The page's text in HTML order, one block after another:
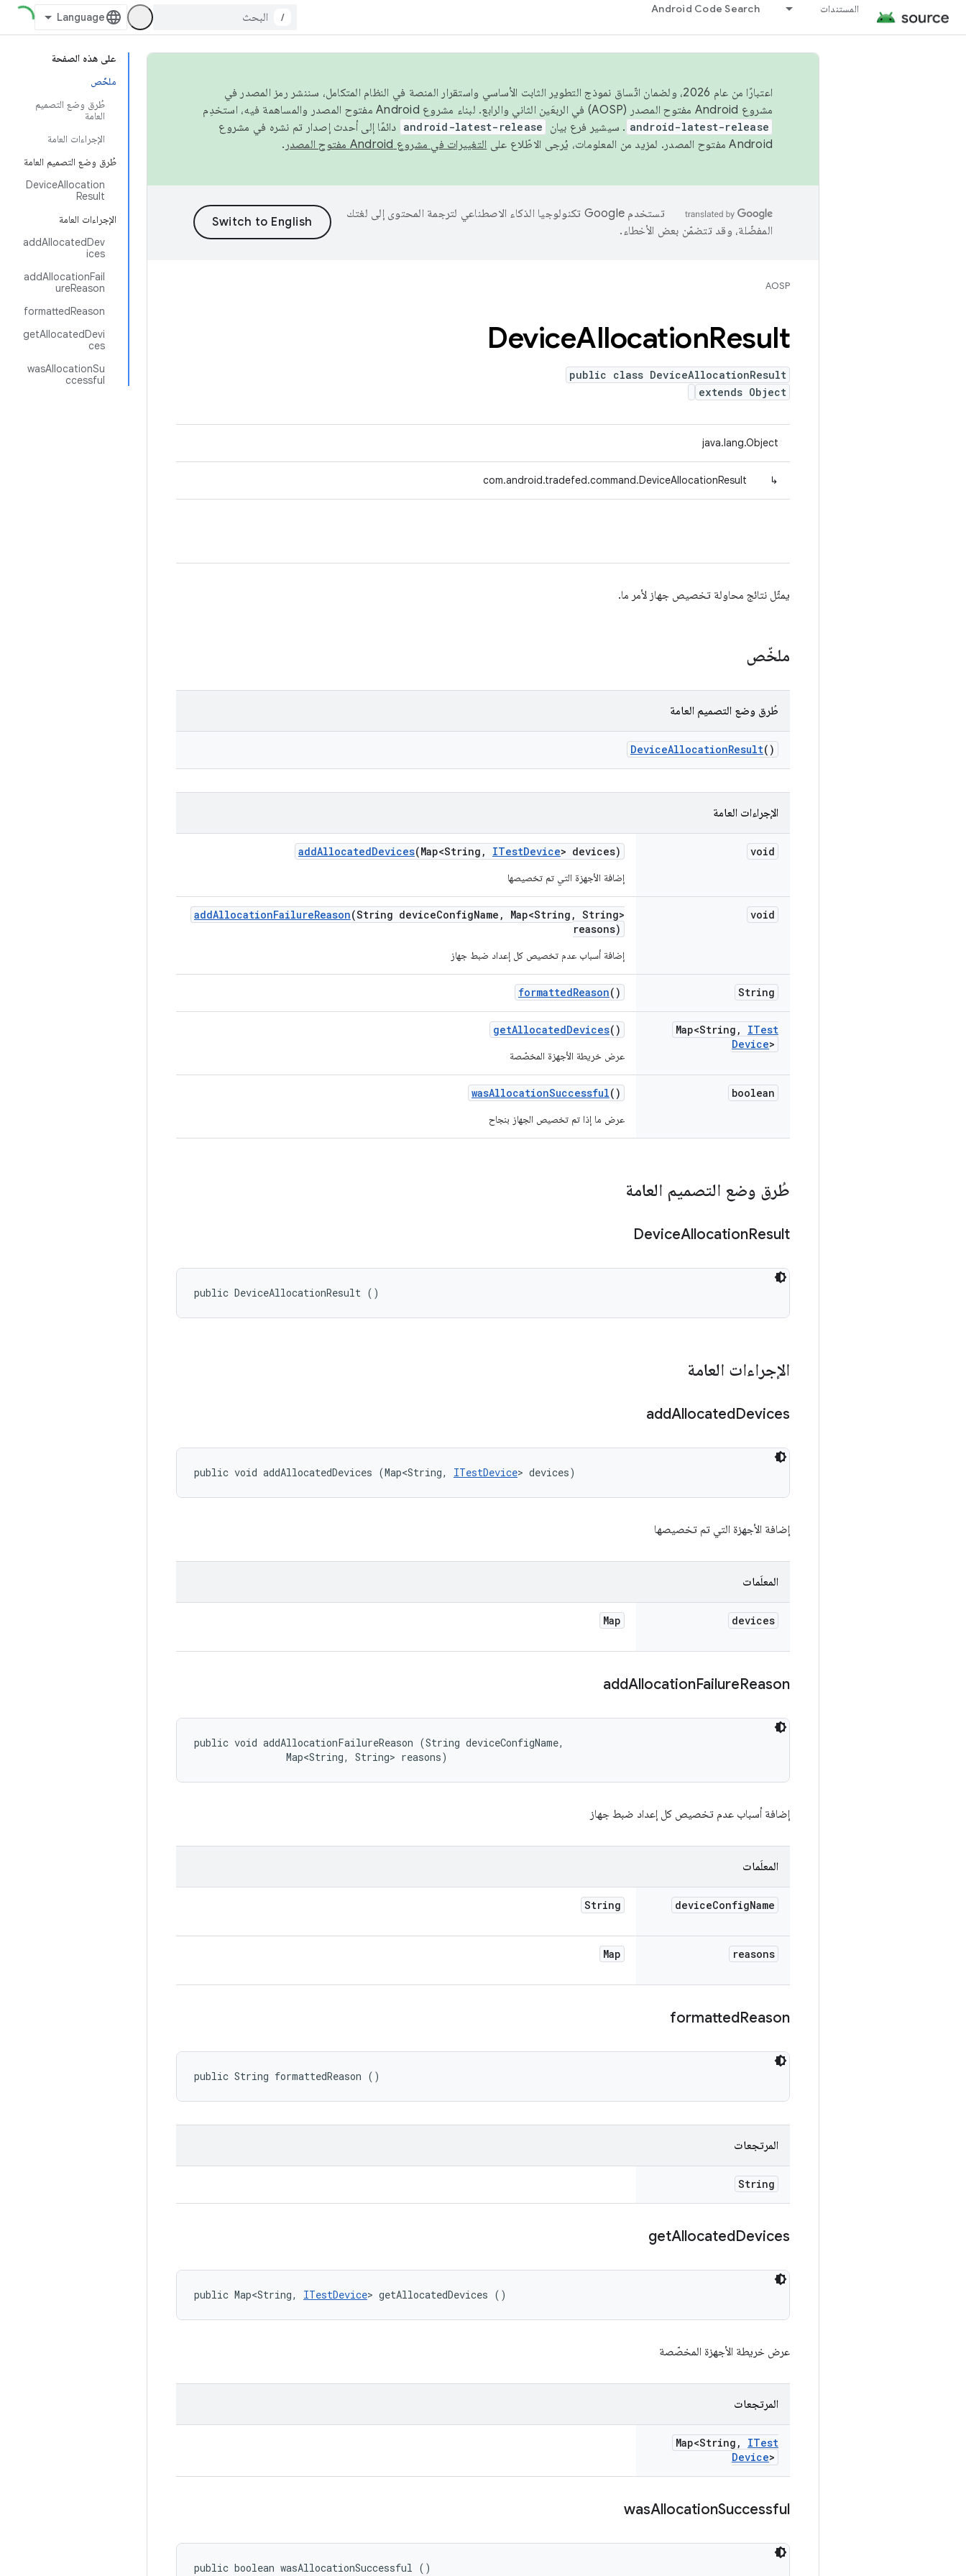
المستندات Android Code Search
/
على هذه الصفحة
ملخّص
طُرق وضع التصميم
العامة
الإجراءات العامة
طُرق وضع التصميم العامة
DeviceAllocation
Result
الإجراءات العامة
addAllocatedDev
ices
addAllocationFail
ureReason
formattedReason
getAllocatedDevi
ces
wasAllocationSu
ccessful
اعتبارًا من عام 2026، ولضمان اتّساق نموذج التطوير الثابت الأساسي واستقرار المنصة في النظام المتكامل، سننشر رمز المصدر في
مشروع Android مفتوح المصدر (AOSP) في الربعَين الثاني والرابع. لبناء مشروع Android مفتوح المصدر والمساهمة فيه، استخدِم
android-latest-release . سيشير فرع بيان android-latest-release دائمًا إلى أحدث إصدار تم نشره في مشروع
Android مفتوح المصدر. لمزيد من المعلومات، يُرجى الاطّلاع على
التغييرات في مشروع Android مفتوح المصدر .
تستخدم Google تكنولوجيا الذكاء الاصطناعي لترجمة المحتوى إلى لغتك
المفضّلة، وقد تتضمّن بعض الأخطاء.
AOSP
DeviceAllocationResult
public class DeviceAllocationResult
extends Object
java.lang.Object
↳
com.android.tradefed.command.DeviceAllocationResult
يمثّل نتائج محاولة تخصيص جهاز لأمر ما.
ملخّص
طُرق وضع التصميم العامة
DeviceAllocationResult()
الإجراءات العامة
void
addAllocatedDevices(Map<String , ITestDevice> devices)
إضافة الأجهزة التي تم تخصيصها
void
addAllocationFailureReason(String deviceConfigName , Map<String , String>
reasons)
إضافة أسباب عدم تخصيص كل إعداد ضبط جهاز
String
formattedReason()
Map<String ,
ITest
Device>
getAllocatedDevices()
عرض خريطة الأجهزة المخصّصة
boolean
wasAllocationSuccessful()
عرض ما إذا تم تخصيص الجهاز بنجاح
طُرق وضع التصميم العامة
DeviceAllocationResult
public DeviceAllocationResult ()
الإجراءات العامة
addAllocatedDevices
public void addAllocatedDevices (Map<String, ITestDevice> devices)
إضافة الأجهزة التي تم تخصيصها
المعلَمات
devices
Map
addAllocationFailureReason
public void addAllocationFailureReason (String deviceConfigName,
                Map<String, String> reasons)
إضافة أسباب عدم تخصيص كل إعداد ضبط جهاز
المعلَمات
deviceConfigName
String
reasons
Map
formattedReason
public String formattedReason ()
المرتجعات
String
getAllocatedDevices
public Map<String, ITestDevice> getAllocatedDevices ()
عرض خريطة الأجهزة المخصّصة
المرتجعات
Map<String ,
ITest
Device>
wasAllocationSuccessful
public boolean wasAllocationSuccessful ()